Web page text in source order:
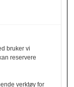
du bruke
bruker vi
reservere
verktøy for